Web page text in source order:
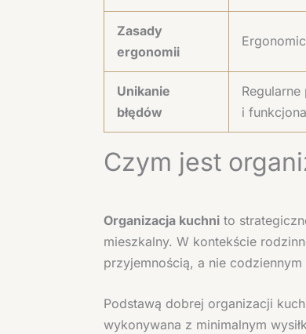
Zasady
ergonomii
Unikanie
błędów
i
Czym jest
Organizacja kuchni to
mieszkalny. W kontekście
przyjemnością, a nie codziennym
Podstawą dobrej organizacji
wykonywana z minimalnym